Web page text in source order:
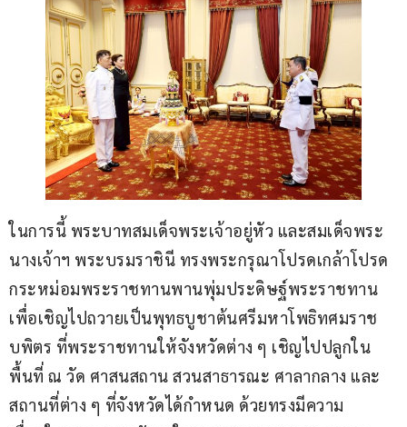
ในการนี้ พระบาทสมเด็จพระเจ้าอยู่หัว และสมเด็จพระ
นางเจ้าฯ พระบรมราชินี ทรงพระกรุณาโปรดเกล้าโปรด
กระหม่อมพระราชทานพานพุ่มประดิษฐ์พระราชทาน
เพื่อเชิญไปถวายเป็นพุทธบูชาต้นศรีมหาโพธิทศมราช
บพิตร ที่พระราชทานให้จังหวัดต่าง ๆ เชิญไปปลูกใน
พื้นที่ ณ วัด ศาสนสถาน สวนสาธารณะ ศาลากลาง และ
สถานที่ต่าง ๆ ที่จังหวัดได้กำหนด ด้วยทรงมีความ